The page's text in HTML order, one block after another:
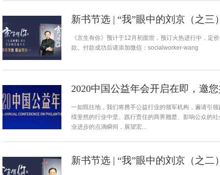
新书节选 | “我”眼中的刘京（之
《京生有你》预计于12月初面世，预订火热进行中，定
款。付款成功后请添加微信：socialworker-wang
2020中国公益年会开启在即，邀
一如既往地，我们将携手公益行业的领军机构，遍请引
绩斐然的行业中坚、践行责任的商界翘楚、影响公众的
业进步的点滴瞬间，展望宏...
新书节选 | “我”眼中的刘京（之